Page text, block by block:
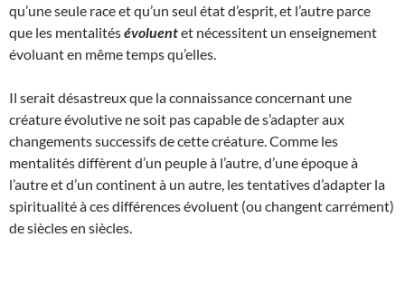
qu’une seule race et qu’un seul état d’esprit, et l’autre parce
que les mentalitésévoluentet nécessitent un enseignement
évoluant en même temps qu’elles.
Il serait désastreux que la connaissance concernant une
créature évolutive ne soit pas capable de s’adapter aux
changements successifs de cette créature. Comme les
mentalités diffèrent d’un peuple à l’autre, d’une époque à
l’autre et d’un continent à un autre, les tentatives d’adapter la
spiritualité à ces différences évoluent (ou changent carrément)
de siècles en siècles.